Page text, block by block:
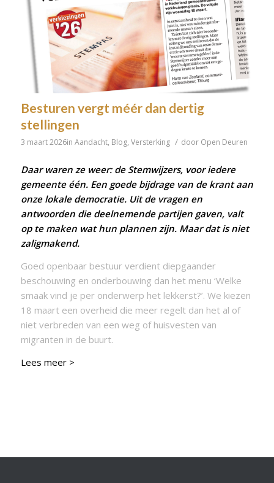
Besturen vergt méér dan dertig
stellingen
3 maart 2026in Aandacht, Blog, Versterking / door Open Deuren
Daar waren ze weer: de Stemwijzers, voor iedere
gemeente één. Een goede bijdrage van de krant aan
onze lokale democratie. Uit de vragen en
antwoorden die deelnemende partijen gaven, valt
op te maken wat hun plannen zijn. Maar dat is niet
zaligmakend.
Goed openbaar bestuur verdient diepgaander
beschouwing en onderbouwing dan het menu ‘Welke
smaak vind je per onderwerp het lekkerst?’. We kiezen
18 maart een overheid die meer regelt dan het al of
niet verbreden van een weg of huisvesten van
migranten in de buurt.
Lees meer >